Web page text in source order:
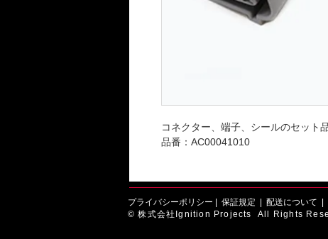
コネクター、端子、シールのセット
品番：AC00041010
プライバシーポリシー 保証規定 配送について
© 株式会社Ignition Projects All Rights